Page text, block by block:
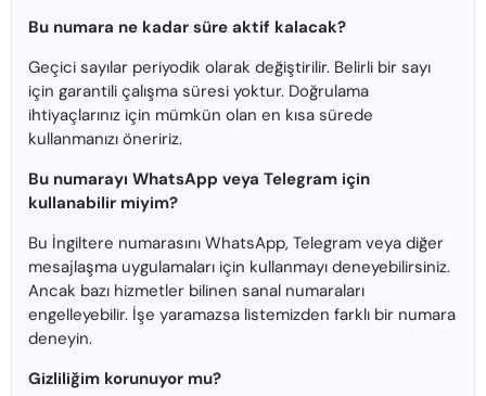
Bu numara ne kadar süre aktif kalacak?
Geçici sayılar periyodik olarak değiştirilir. Belirli bir sayı
için garantili çalışma süresi yoktur. Doğrulama
ihtiyaçlarınız için mümkün olan en kısa sürede
kullanmanızı öneririz.
Bu numarayı WhatsApp veya Telegram için
kullanabilir miyim?
Bu İngiltere numarasını WhatsApp, Telegram veya diğer
mesajlaşma uygulamaları için kullanmayı deneyebilirsiniz.
Ancak bazı hizmetler bilinen sanal numaraları
engelleyebilir. İşe yaramazsa listemizden farklı bir numara
deneyin.
Gizliliğim korunuyor mu?